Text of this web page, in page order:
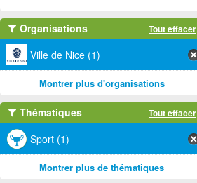
Organisations Tout effacer
Ville de Nice (1)
Montrer plus d'organisations
Thématiques Tout effacer
Sport (1)
Montrer plus de thématiques